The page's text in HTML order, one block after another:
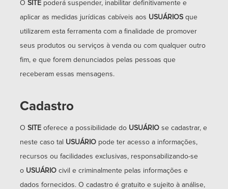
O SITE poderá suspender, inabilitar definitivamente e
aplicar as medidas jurídicas cabíveis aos USUÁRIOS que
utilizarem esta ferramenta com a finalidade de promover
seus produtos ou serviços à venda ou com qualquer outro
fim, e que forem denunciados pelas pessoas que
receberam essas mensagens.
Cadastro
O SITE oferece a possibilidade do USUÁRIO se cadastrar, e
neste caso tal USUÁRIO pode ter acesso a informações,
recursos ou facilidades exclusivas, responsabilizando-se
o USUÁRIO civil e criminalmente pelas informações e
dados fornecidos. O cadastro é gratuito e sujeito à análise,